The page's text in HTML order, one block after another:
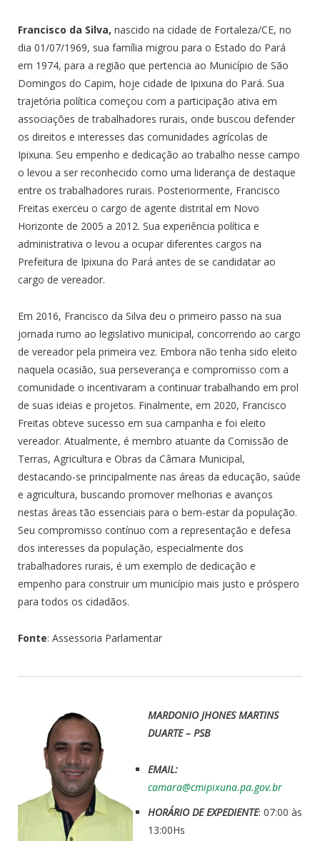
Francisco da Silva, nascido na cidade de Fortaleza/CE, no
dia 01/07/1969, sua família migrou para o Estado do Pará
em 1974, para a região que pertencia ao Município de São
Domingos do Capim, hoje cidade de Ipixuna do Pará. Sua
trajetória política começou com a participação ativa em
associações de trabalhadores rurais, onde buscou defender
os direitos e interesses das comunidades agrícolas de
Ipixuna. Seu empenho e dedicação ao trabalho nesse campo
o levou a ser reconhecido como uma liderança de destaque
entre os trabalhadores rurais. Posteriormente, Francisco
Freitas exerceu o cargo de agente distrital em Novo
Horizonte de 2005 a 2012. Sua experiência política e
administrativa o levou a ocupar diferentes cargos na
Prefeitura de Ipixuna do Pará antes de se candidatar ao
cargo de vereador.
Em 2016, Francisco da Silva deu o primeiro passo na sua
jornada rumo ao legislativo municipal, concorrendo ao cargo
de vereador pela primeira vez. Embora não tenha sido eleito
naquela ocasião, sua perseverança e compromisso com a
comunidade o incentivaram a continuar trabalhando em prol
de suas ideias e projetos. Finalmente, em 2020, Francisco
Freitas obteve sucesso em sua campanha e foi eleito
vereador. Atualmente, é membro atuante da Comissão de
Terras, Agricultura e Obras da Câmara Municipal,
destacando-se principalmente nas áreas da educação, saúde
e agricultura, buscando promover melhorias e avanços
nestas áreas tão essenciais para o bem-estar da população.
Seu compromisso contínuo com a representação e defesa
dos interesses da população, especialmente dos
trabalhadores rurais, é um exemplo de dedicação e
empenho para construir um município mais justo e próspero
para todos os cidadãos.
Fonte: Assessoria Parlamentar
MARDONIO JHONES MARTINS
DUARTE – PSB
EMAIL:
camara@cmipixuna.pa.gov.br
HORÁRIO DE EXPEDIENTE: 07:00 às
13:00Hs